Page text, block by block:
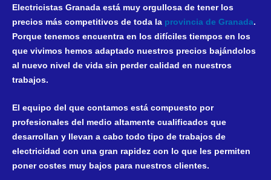
Electricistas Granada está muy orgullosa de tener los
precios más competitivos de toda la provincia de Granada.
Porque tenemos encuentra en los difíciles tiempos en los
que vivimos hemos adaptado nuestros precios bajándolos
al nuevo nivel de vida sin perder calidad en nuestros
trabajos.
El equipo del que contamos está compuesto por
profesionales del medio altamente cualificados que
desarrollan y llevan a cabo todo tipo de trabajos de
electricidad con una gran rapidez con lo que les permiten
poner costes muy bajos para nuestros clientes.